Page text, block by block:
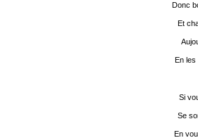
Donc
Et
En les
Si
Se
En